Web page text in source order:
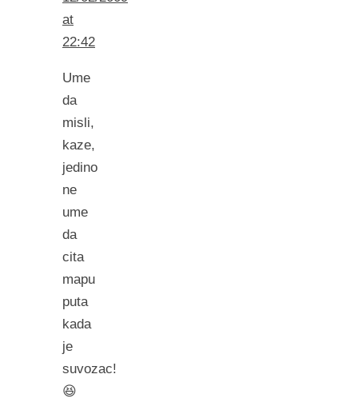
at
22:42
Ume
da
misli,
kaze,
jedino
ne
ume
da
cita
mapu
puta
kada
je
suvozac!
😆